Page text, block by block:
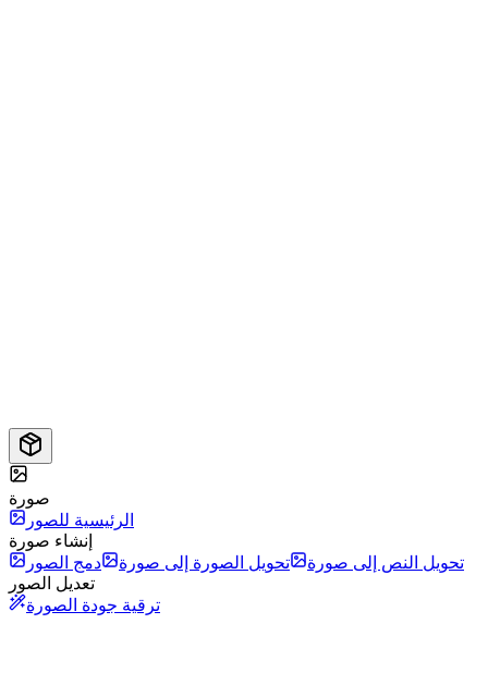
صورة
الرئيسية للصور
إنشاء صورة
تحويل النص إلى صورة
تحويل الصورة إلى صورة
دمج الصور
تعديل الصور
ترقية جودة الصورة